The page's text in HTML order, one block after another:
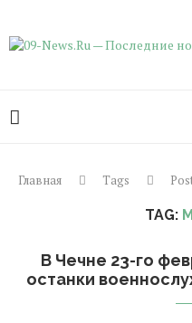
Главная Tags
TAG:
В Чечне 23-го
останки